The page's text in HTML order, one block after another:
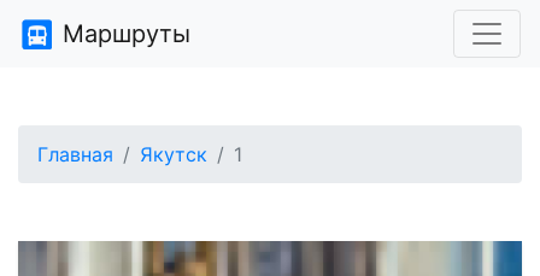
Маршруты
Главная Якутск 1